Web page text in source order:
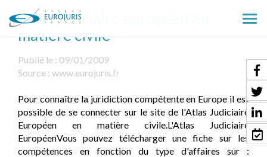
le
Atlas judiciaire européen en
matière civile
Publié le : 09/01/2009
Source : www.eurojuris.fr
Pour connaître la juridiction compétente en Europe il est
possible de se connecter sur le site de l'Atlas Judiciaire
Européen en matière civile.L'Atlas Judiciaire
EuropéenVous pouvez télécharger une fiche sur les
compétences en fonction du type d'affaires sur :